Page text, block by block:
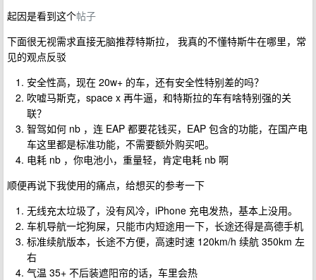
起因是看到这个帖子
下面很无视需求直接无脑推荐特斯拉， 我真的不懂特斯牛在哪里，常
见的观点反驳
安全性高，现在 20w+ 的车，还有安全性特别差的吗？
吹嘘马斯克，space x 再牛逼，和特斯拉的车有啥特别强的关
联？
智驾如何 nb ，连 EAP 都要花钱买，EAP 包含的功能，在国产电
车这里都是标准功能，不需要额外购买吧。
电耗 nb ，你电池小，重量轻，肯定电耗 nb 啊
顺便再说下我使用的痛点，给想买的参考一下
无线充太垃圾了，没有风冷，iPhone 充电发热，基本上没用。
车机导航一坨狗屎，只能市内短途用一下，长途还得是高德手机
标准续航版本，长途不方便，高速时速 120km/h 续航 350km 左
右
气温 35+ 不后装遮阳帘的话，车里会热